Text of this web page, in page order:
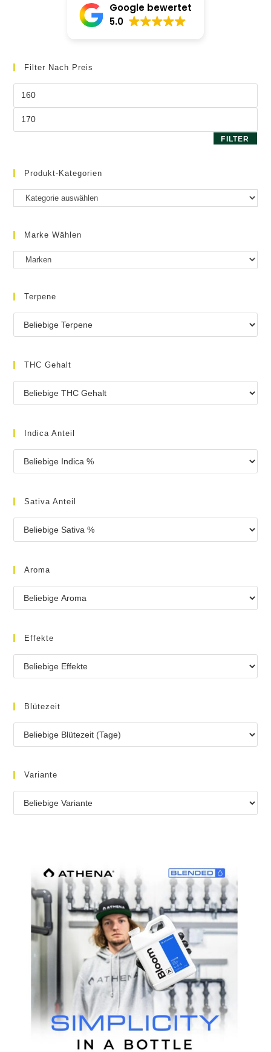
Google bewertet
5.0
Filter Nach Preis
FILTER
Produkt-Kategorien
Marke Wählen
Terpene
THC Gehalt
Indica Anteil
Sativa Anteil
Aroma
Effekte
Blütezeit
Variante